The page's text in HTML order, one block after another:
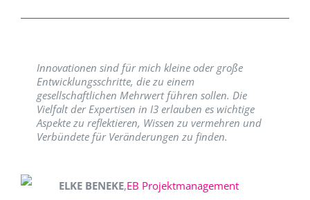
Innovationen sind für mich kleine oder große
Entwicklungsschritte, die zu einem
gesellschaftlichen Mehrwert führen sollen. Die
Vielfalt der Expertisen in I3 erlauben es wichtige
Aspekte zu reflektieren, Wissen zu vermehren und
Verbündete für Veränderungen zu finden.
ELKE BENEKE,EB Projektmanagement